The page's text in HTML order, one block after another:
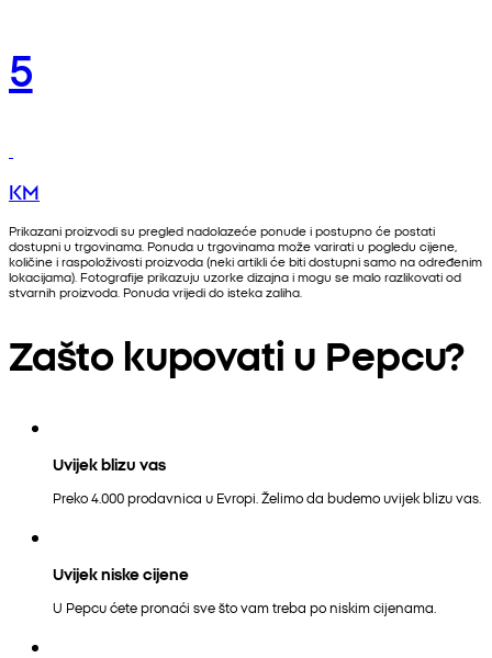
5
KM
Prikazani proizvodi su pregled nadolazeće ponude i postupno će postati
dostupni u trgovinama. Ponuda u trgovinama može varirati u pogledu cijene,
količine i raspoloživosti proizvoda (neki artikli će biti dostupni samo na određenim
lokacijama). Fotografije prikazuju uzorke dizajna i mogu se malo razlikovati od
stvarnih proizvoda. Ponuda vrijedi do isteka zaliha.
Zašto kupovati u Pepcu?
Uvijek blizu vas
Preko 4.000 prodavnica u Evropi. Želimo da budemo uvijek blizu vas.
Uvijek niske cijene
U Pepcu ćete pronaći sve što vam treba po niskim cijenama.